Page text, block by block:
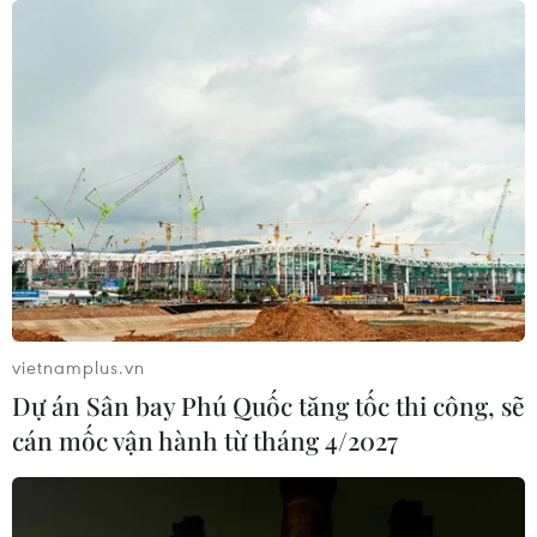
Tỷ phú Jeff Bezos bán 15 triệu cổ
phiếu Amazon trị giá hơn 4 tỷ USD
04/08/2026 23:29
Phố Wall lập đỉnh lịch sử khi giá dầu
lao dốc mạnh
Thị trường chứng khoán thế giới:
vietnamplus.vn
Dự án Sân bay Phú Quốc tăng tốc thi công, sẽ
cán mốc vận hành từ tháng 4/2027